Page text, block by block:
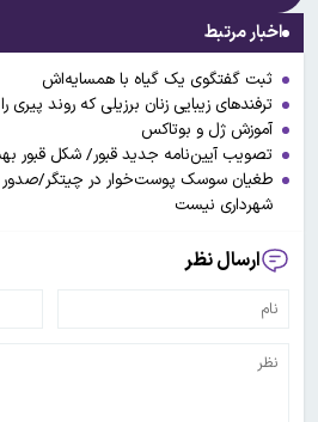
اخبار مرتبط
ثبت گفتگوی یک گیاه با همسایه‌اش
ترفندهای زیبایی زنان برزیلی که روند
آموزش ژل و بوتاکس
تصویب آیین‌نامه جدید قبور/ شکل قبور
طغیان سوسک پوست‌خوار در چیتگر/صدور
شهرداری نیست
ارسال نظر